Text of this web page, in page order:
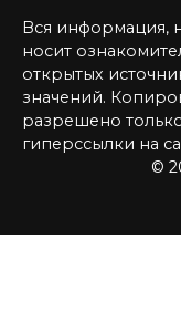
Вся информация,
носит
открытых
значений.
разрешено
гиперссылки на
©